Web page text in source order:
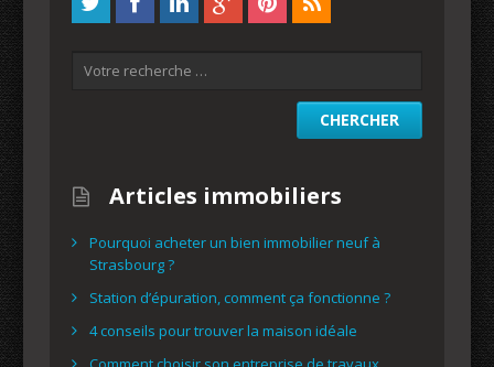
Articles immobiliers
Pourquoi acheter un bien immobilier neuf à
Strasbourg ?
Station d’épuration, comment ça fonctionne ?
4 conseils pour trouver la maison idéale